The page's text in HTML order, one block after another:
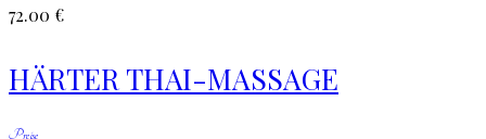
72.00 €
HÄRTER THAI-MASSAGE
Preise